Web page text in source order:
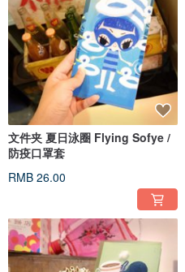
文件夹 夏日泳圈 Flying Sofye /
防疫口罩套
RMB 26.00